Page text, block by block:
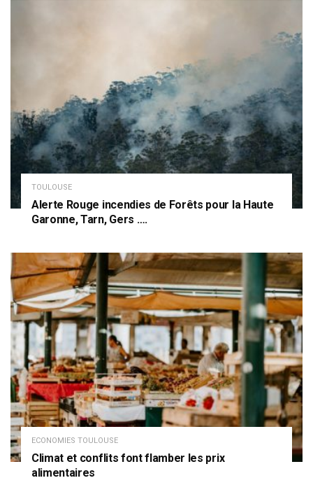
TOULOUSE
Alerte Rouge incendies de Forêts pour la Haute
Garonne, Tarn, Gers ….
ECONOMIES TOULOUSE
Climat et conflits font flamber les prix
alimentaires